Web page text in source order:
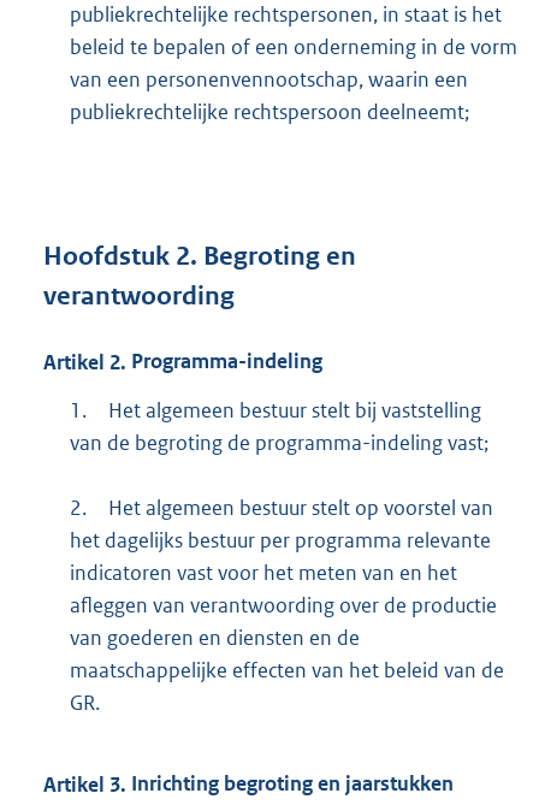
publiekrechtelijke rechtspersonen, in staat is het
beleid te bepalen of een onderneming in de vorm
van een personenvennootschap, waarin een
publiekrechtelijke rechtspersoon deelneemt;
Hoofdstuk 2. Begroting en
verantwoording
Artikel 2. Programma-indeling
1.
Het algemeen bestuur stelt bij vaststelling
van de begroting de programma-indeling vast;
2.
Het algemeen bestuur stelt op voorstel van
het dagelijks bestuur per programma relevante
indicatoren vast voor het meten van en het
afleggen van verantwoording over de productie
van goederen en diensten en de
maatschappelijke effecten van het beleid van de
GR.
Artikel 3. Inrichting begroting en jaarstukken